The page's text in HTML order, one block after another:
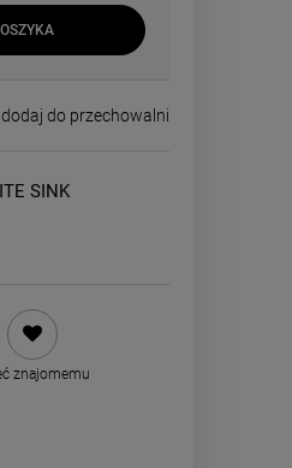
dodaj do przechowalni
SINK
znajomemu